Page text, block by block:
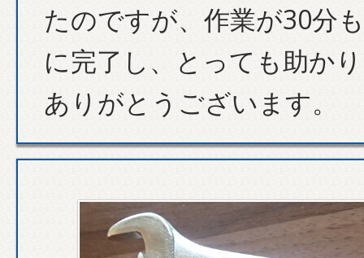
たのですが、作業が30分
に完了し、とっても助か
ありがとうございます。